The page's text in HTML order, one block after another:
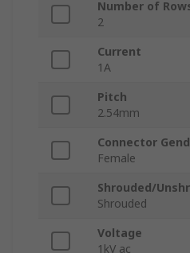
Number of
2
Current
1A
Pitch
2.54mm
Connector
Female
Shrouded/
Shrouded
Voltage
1kV ac